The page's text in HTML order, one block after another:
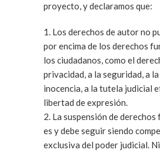
proyecto, y declaramos que:
1. Los derechos de autor no
por encima de los derechos
los ciudadanos, como el
privacidad, a la seguridad, a
inocencia, a la tutela judicial
libertad de expresión.
2. La suspensión de derechos
es y debe seguir siendo
exclusiva del poder judicial.